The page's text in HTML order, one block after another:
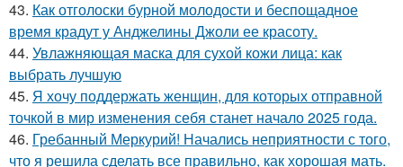
43. Как отголоски бурной молодости и беспощадное
время крадут у Анджелины Джоли ее красоту.
44. Увлажняющая маска для сухой кожи лица: как
выбрать лучшую
45. Я хочу поддержать женщин, для которых отправной
точкой в мир изменения себя станет начало 2025 года.
46. Гребанный Меркурий! Начались неприятности с того,
что я решила сделать все правильно, как хорошая мать.